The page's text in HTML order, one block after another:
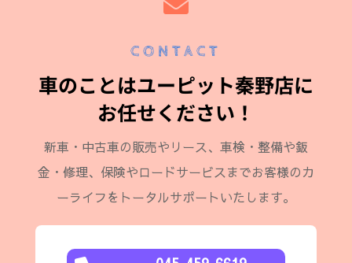
CONTACT
車のことはユーピット秦野店に
お任せください！
新車・中古車の販売やリース、車検・整備や鈑
金・修理、保険やロードサービスまでお客様のカ
ーライフをトータルサポートいたします。